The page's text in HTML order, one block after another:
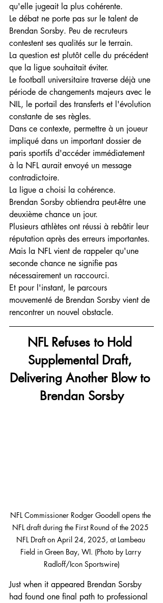
qu'elle jugeait la plus cohérente.
Le débat ne porte pas sur le talent de
Brendan Sorsby. Peu de recruteurs
contestent ses qualités sur le terrain.
La question est plutôt celle du précédent
que la ligue souhaitait éviter.
Le football universitaire traverse déjà une
période de changements majeurs avec le
NIL, le portail des transferts et l'évolution
constante de ses règles.
Dans ce contexte, permettre à un joueur
impliqué dans un important dossier de
paris sportifs d'accéder immédiatement
à la NFL aurait envoyé un message
contradictoire.
La ligue a choisi la cohérence.
Brendan Sorsby obtiendra peut-être une
deuxième chance un jour.
Plusieurs athlètes ont réussi à rebâtir leur
réputation après des erreurs importantes.
Mais la NFL vient de rappeler qu'une
seconde chance ne signifie pas
nécessairement un raccourci.
Et pour l'instant, le parcours
mouvementé de Brendan Sorsby vient de
rencontrer un nouvel obstacle.
NFL Refuses to Hold
Supplemental Draft,
Delivering Another Blow to
Brendan Sorsby
NFL Commissioner Rodger Goodell opens the
NFL draft during the First Round of the 2025
NFL Draft on April 24, 2025, at Lambeau
Field in Green Bay, WI. (Photo by Larry
Radloff/Icon Sportswire)
Just when it appeared Brendan Sorsby
had found one final path to professional